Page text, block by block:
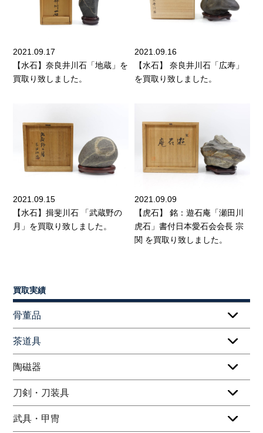
2021.09.17
【水石】奈良井川石「地蔵」を
買取り致しました。
2021.09.16
【水石】 奈良井川石「広寿」
を買取り致しました。
2021.09.15
【水石】揖斐川石 「武蔵野の
月」を買取り致しました。
2021.09.09
【虎石】 銘：遊石庵「瀬田川
虎石」書付日本愛石会会長 宗
関 を買取り致しました。
買取実績
骨董品
茶道具
陶磁器
刀剣・刀装具
武具・甲冑